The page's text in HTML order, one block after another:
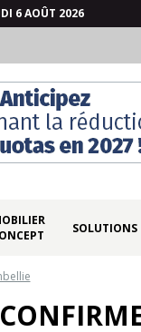
6 AOÛT 2026
SOLUTIONS